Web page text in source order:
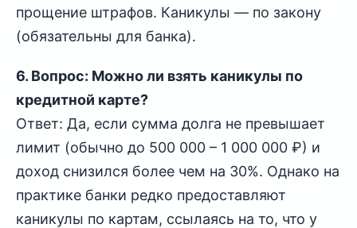
прощение штрафов. Каникулы — по закону
(обязательны для банка).
6. Вопрос: Можно ли взять каникулы по
кредитной карте?
Ответ: Да, если сумма долга не превышает
лимит (обычно до 500 000 – 1 000 000 ₽) и
доход снизился более чем на 30%. Однако на
практике банки редко предоставляют
каникулы по картам, ссылаясь на то, что у